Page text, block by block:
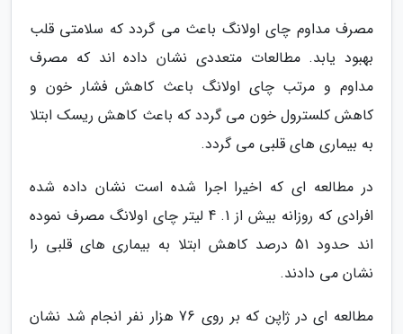
مصرف مداوم چای اولانگ باعث می گردد که سلامتی قلب
بهبود یابد. مطالعات متعددی نشان داده اند که مصرف
مداوم و مرتب چای اولانگ باعث کاهش فشار خون و
کاهش کلسترول خون می گردد که باعث کاهش ریسک ابتلا
به بیماری های قلبی می گردد.
در مطالعه ای که اخیرا اجرا شده است نشان داده شده
افرادی که روزانه بیش از 1. 4 لیتر چای اولانگ مصرف نموده
اند حدود 51 درصد کاهش ابتلا به بیماری های قلبی را
نشان می دادند.
مطالعه ای در ژاپن که بر روی 76 هزار نفر انجام شد نشان